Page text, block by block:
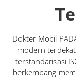
Dokter Mobil
modern
terstandarisasi
berkembang